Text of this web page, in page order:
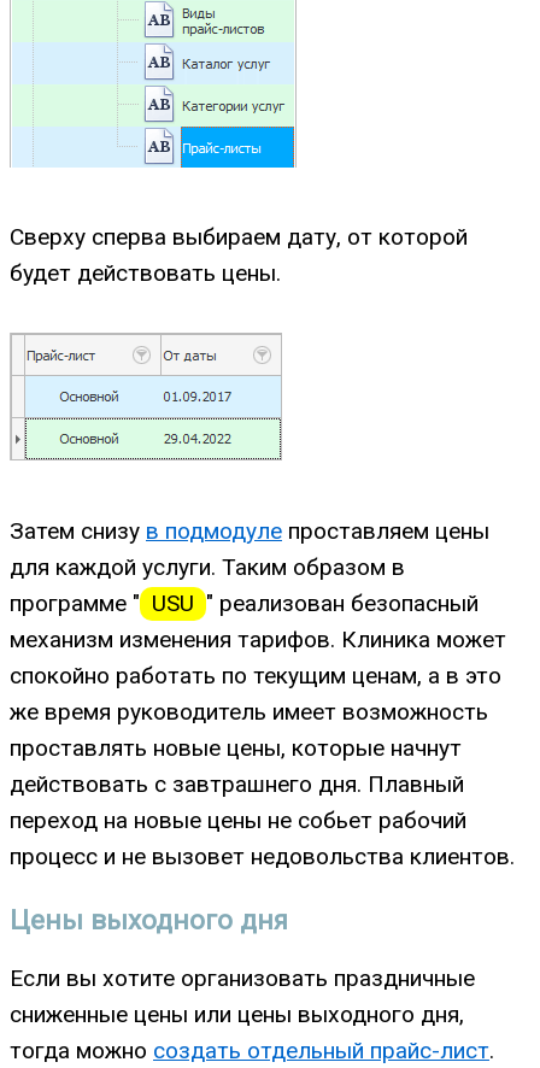
Сверху сперва выбираем дату, от которой
будет действовать цены.
Затем снизу в подмодуле проставляем цены
для каждой услуги. Таким образом в
программе " USU " реализован безопасный
механизм изменения тарифов. Клиника может
спокойно работать по текущим ценам, а в это
же время руководитель имеет возможность
проставлять новые цены, которые начнут
действовать с завтрашнего дня. Плавный
переход на новые цены не собьет рабочий
процесс и не вызовет недовольства клиентов.
Цены выходного дня
Если вы хотите организовать праздничные
сниженные цены или цены выходного дня,
тогда можно создать отдельный прайс-лист.